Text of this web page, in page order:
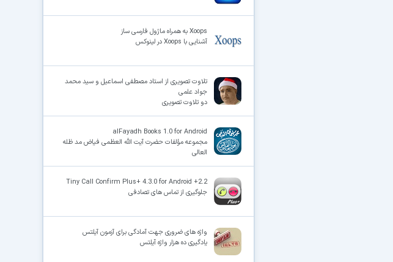
Xoops به همراه ماژول فارسی ساز
آشنایی با Xoops در لینوکس
تلاوت تصویری از استاد مصطفی اسماعیل و سید محمد
جواد علمی
دو تلاوت تصویری
alFayadh Books 1.0 for Android
مجموعه مؤلفات حضرت آیت الله العظمى فیاض مد ظله
العالى
Tiny Call Confirm Plus+ 4.3.0 for Android +2.2
جلوگیری از تماس های تصادفی
واژه‌ های ضروری جهت آمادگی برای آزمون آیلتس
یادگیری ده هزار واژه آیلتس